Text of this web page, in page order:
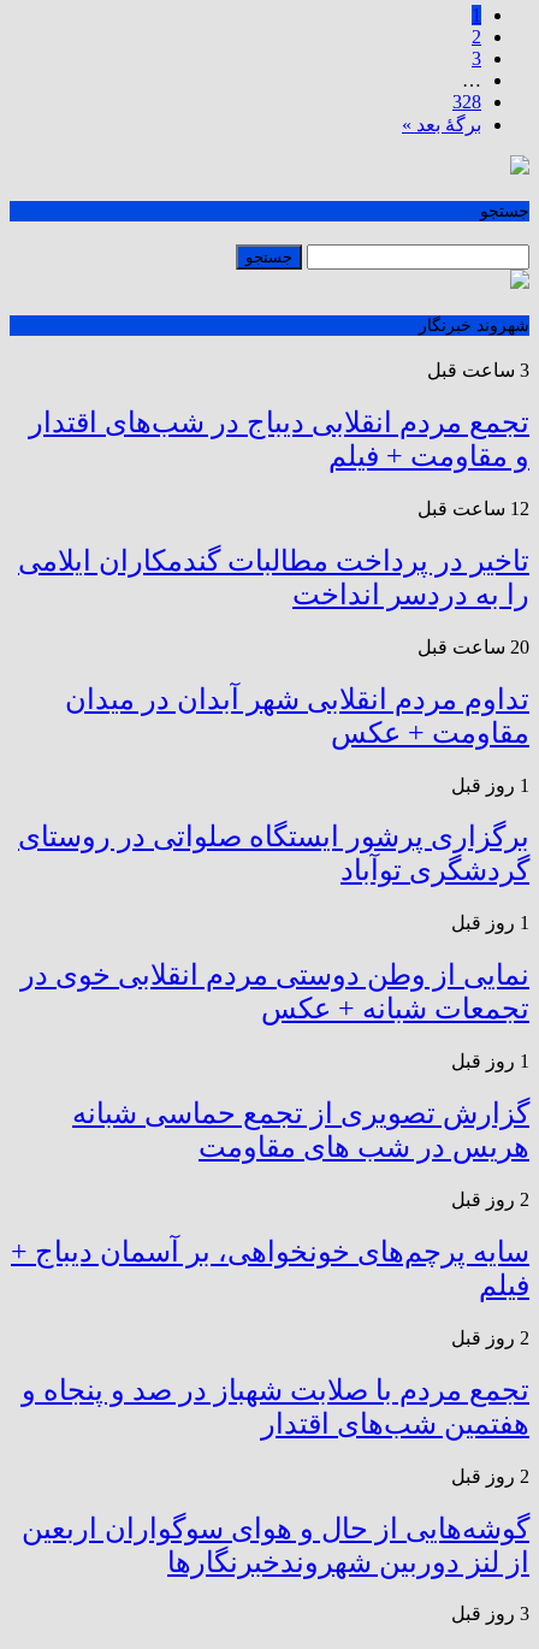
1
2
3
…
328
برگهٔ بعد »
جستجو
شهروند خبرنگار
3 ساعت قبل
تجمع مردم انقلابی دیباج در شب‌های اقتدار
و مقاومت + فیلم
12 ساعت قبل
تاخیر در پرداخت مطالبات گندمکاران ایلامی
را به دردسر انداخت
20 ساعت قبل
تداوم مردم انقلابی شهر آبدان در میدان
مقاومت + عکس
1 روز قبل
برگزاری پرشور ایستگاه صلواتی در روستای
گردشگری توآباد
1 روز قبل
نمایی از وطن دوستی مردم انقلابی خوی در
تجمعات شبانه + عکس
1 روز قبل
گزارش تصویری از تجمع حماسی شبانه
هریس در شب های مقاومت
2 روز قبل
سایه پرچم‌های خونخواهی، بر آسمان دیباج +
فیلم
2 روز قبل
تجمع مردم با صلابت شهباز در صد و پنجاه و
هفتمین شب‌های اقتدار
2 روز قبل
گوشه‌هایی از حال و هوای سوگواران اربعین
از لنز دوربین شهروندخبرنگار‌ها
3 روز قبل